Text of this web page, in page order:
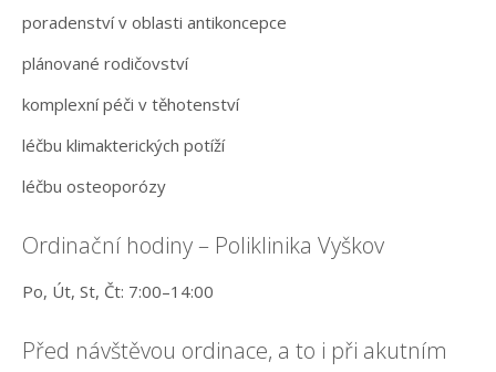
poradenství v oblasti antikoncepce
plánované rodičovství
komplexní péči v těhotenství
léčbu klimakterických potíží
léčbu osteoporózy
Ordinační hodiny – Poliklinika Vyškov
Po, Út, St, Čt: 7:00–14:00
Před návštěvou ordinace, a to i při akutním